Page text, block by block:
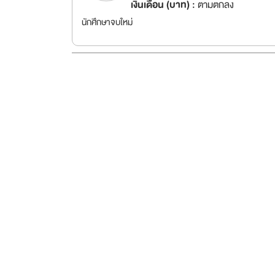
เงินเดือน (บาท) :ตามตกลง
นักศึกษาจบใหม่